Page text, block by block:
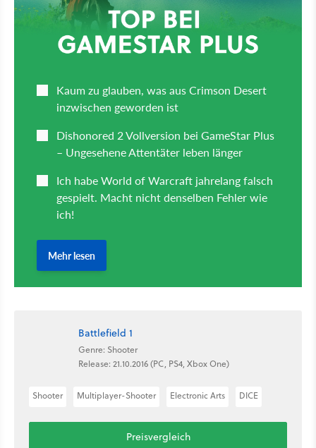
Battlefield 1
Genre: Shooter
Release: 21.10.2016 (PC, PS4, Xbox One)
Shooter Multiplayer-Shooter Electronic Arts DICE
Preisvergleich